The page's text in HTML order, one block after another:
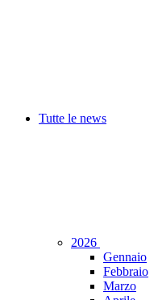
Tutte le news
2026
Gennaio
Febbraio
Marzo